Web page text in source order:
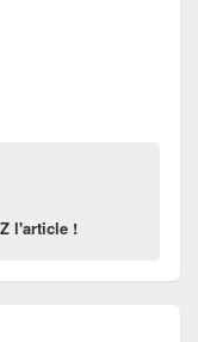
l'article !